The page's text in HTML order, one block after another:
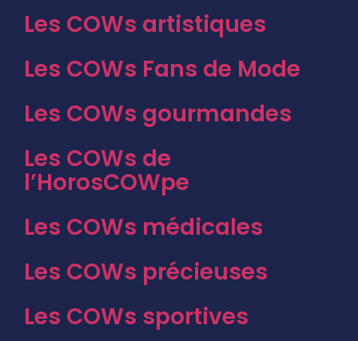
Les COWs artistiques
Les COWs Fans de Mode
Les COWs gourmandes
Les COWs de
l’HorosCOWpe
Les COWs médicales
Les COWs précieuses
Les COWs sportives